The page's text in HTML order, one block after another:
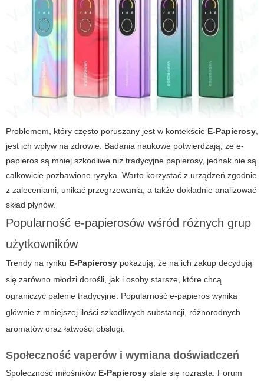
Problemem, który często poruszany jest w kontekście E-Papierosy,
jest ich wpływ na zdrowie. Badania naukowe potwierdzają, że e-
papieros są mniej szkodliwe niż tradycyjne papierosy, jednak nie są
całkowicie pozbawione ryzyka. Warto korzystać z urządzeń zgodnie
z zaleceniami, unikać przegrzewania, a także dokładnie analizować
skład płynów.
Popularność e-papierosów wśród różnych grup
użytkowników
Trendy na rynku E-Papierosy pokazują, że na ich zakup decydują
się zarówno młodzi dorośli, jak i osoby starsze, które chcą
ograniczyć palenie tradycyjne. Popularność e-papieros wynika
głównie z mniejszej ilości szkodliwych substancji, różnorodnych
aromatów oraz łatwości obsługi.
Społeczność vaperów i wymiana doświadczeń
Społeczność miłośników E-Papierosy stale się rozrasta. Forum